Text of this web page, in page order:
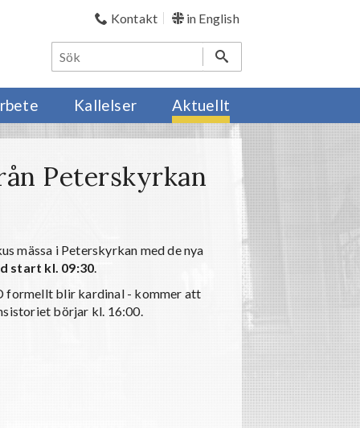
Kontakt in English
Kallelser Aktuellt
Peterskyrkan
mässa i Peterskyrkan med de nya
start kl. 09:30.
formellt blir kardinal - kommer att
börjar kl. 16:00.